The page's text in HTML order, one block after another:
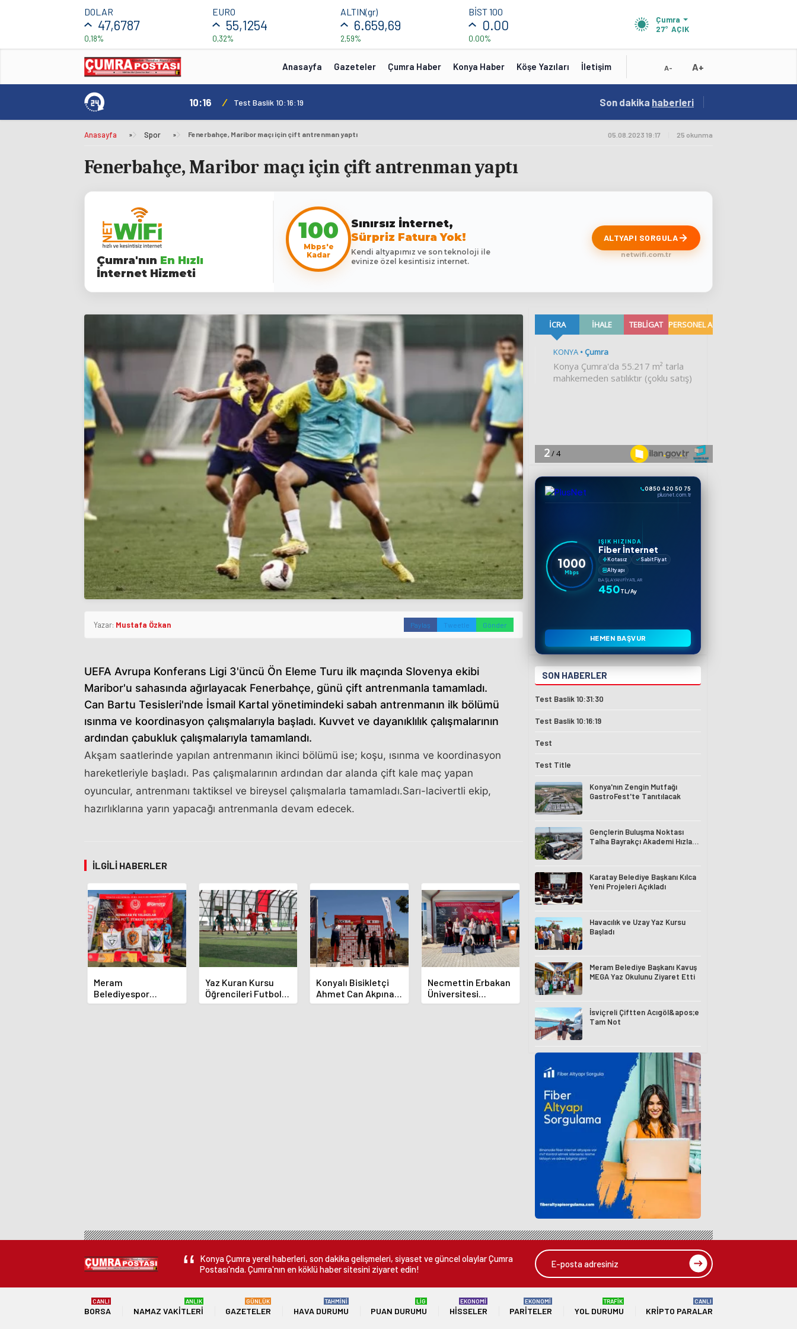
DOLAR
47,6787
0,18%
EURO
55,1254
0,32%
ALTIN(gr)
6.659,69
2,59%
BİST 100
0.00
0.00%
Çumra
27° AÇIK
Anasayfa Gazeteler Çumra Haber Konya Haber Köşe Yazıları İletişim A- A+
10:16 / Test Baslik 10:16:19 15:41 / Test
Son dakika haberleri
Anasayfa » Spor » Fenerbahçe, Maribor maçı için çift antrenman yaptı 05.08.2023 19:17 25 okunma
Fenerbahçe, Maribor maçı için çift antrenman yaptı
Çumra'nın En Hızlı
İnternet Hizmeti
100
Mbps'e
Kadar
Sınırsız İnternet,
Sürpriz Fatura Yok!
Kendi altyapımız ve son teknoloji ile
evinize özel kesintisiz internet.
ALTYAPI SORGULA
netwifi.com.tr
Yazar: Mustafa Özkan Paylaş Tweetle Gönder
UEFA Avrupa Konferans Ligi 3'üncü Ön Eleme Turu ilk maçında Slovenya ekibi
Maribor'u sahasında ağırlayacak Fenerbahçe, günü çift antrenmanla tamamladı.
Can Bartu Tesisleri'nde İsmail Kartal yönetimindeki sabah antrenmanın ilk bölümü
ısınma ve koordinasyon çalışmalarıyla başladı. Kuvvet ve dayanıklılık çalışmalarının
ardından çabukluk çalışmalarıyla tamamlandı.
Akşam saatlerinde yapılan antrenmanın ikinci bölümü ise; koşu, ısınma ve koordinasyon
hareketleriyle başladı. Pas çalışmalarının ardından dar alanda çift kale maç yapan
oyuncular, antrenmanı taktiksel ve bireysel çalışmalarla tamamladı.Sarı-lacivertli ekip,
hazırlıklarına yarın yapacağı antrenmanla devam edecek.
İLGILI HABERLER
Meram
Belediyespor
Okçuları Türkiye
Yaz Kuran Kursu
Öğrencileri Futbol
Sahasında
Konyalı Bisikletçi
Ahmet Can Akpınar
Altın Madalyayı Aldı
Necmettin Erbakan
Üniversitesi
Geleneksel
0850 420 50 75
plusnet.com.tr
1000
Mbps
IŞIK HIZINDA
Fiber İnternet
Kotasız
Sabit Fiyat
Altyapı
BAŞLAYAN FIYATLAR
450TL/Ay
HEMEN BAŞVUR
SON HABERLER
Test Baslik 10:31:30
Test Baslik 10:16:19
Test
Test Title
Konya'nın Zengin Mutfağı
GastroFest'te Tanıtılacak
Gençlerin Buluşma Noktası
Talha Bayrakçı Akademi Hızla
Karatay Belediye Başkanı Kılca
Yeni Projeleri Açıkladı
Havacılık ve Uzay Yaz Kursu
Başladı
Meram Belediye Başkanı Kavuş
MEGA Yaz Okulunu Ziyaret Etti
İsviçreli Çiftten Acıgöl&apos;e
Tam Not
Konya Çumra yerel haberleri, son dakika gelişmeleri, siyaset ve güncel olaylar Çumra
Postası'nda. Çumra'nın en köklü haber sitesini ziyaret edin!
BORSA
CANLI
NAMAZ VAKITLERI
ANLIK
GAZETELER
GÜNLÜK
HAVA DURUMU
TAHMİNİ
PUAN DURUMU
LİG
HISSELER
EKONOMİ
PARITELER
EKONOMİ
YOL DURUMU
TRAFİK
KRIPTO PARALAR
CANLI